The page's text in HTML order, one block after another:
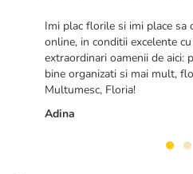
Imi plac florile si imi place
online, in conditii excelente
extraordinari oamenii de aici:
bine organizati si mai mult,
Multumesc, Floria!
Adina